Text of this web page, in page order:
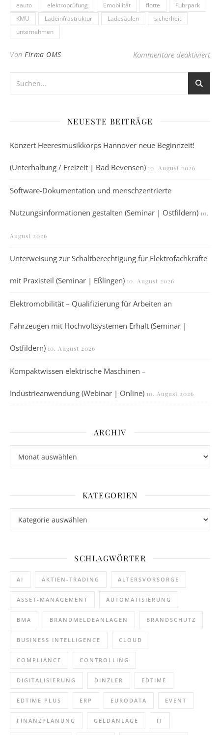
eauto elektroprüfung Emobilität flotte
Fuhrpark
KMU
Ladeinfrastruktur Ladesäulen
sicherheit
unternehmen
Von Firma OMS Kommentare deaktiviert
NEUESTE BEITRÄGE
Konzert Heeresmusikkorps Hannover neue Beginnzeit!
(Unterhaltung / Freizeit | Bad Bevensen) 10. August 2026
Software-Dokumentation und menschzentrierte
Nutzungsinformationen gestalten (Seminar | Ostfildern) 10.
August 2026
Unterweisung zur Schaltberechtigung für Elektrofachkräfte
mit Praxisteil (Seminar | Eßlingen) 10. August 2026
Elektromobilität – Qualifizierung für Arbeiten an
Fahrzeugen mit Hochvoltsystemen Erhalt (Seminar |
Ostfildern) 10. August 2026
Kompaktwissen elektrische Maschinen –
Industrieanwendung (Webinar | Online) 10. August 2026
ARCHIV
KATEGORIEN
SCHLAGWÖRTER
AI AKTIEN-TRADING ALTERSVORSORGE
ASSET-MANAGEMENT AUTOMATISIERUNG
BMA BRANDMELDEANLAGEN BRANDSCHUTZ
BUSINESS INTELLIGENCE CLOUD
COMPLIANCE CONTROLLING
DIGITALISIERUNG DINZLER EDTIME
EDTIME PLUS ERP EURODATA EVENT
FINANZPLANUNG GELDANLAGE IT